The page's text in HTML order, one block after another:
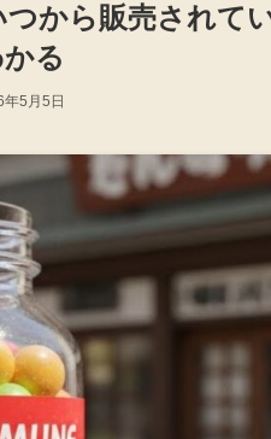
から販売されて
る
5月5日